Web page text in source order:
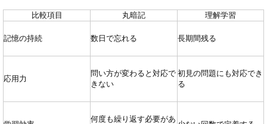
比較項目 丸暗記 理解学習
記憶の持続 数日で忘れる 長期間残る
応用力
問い方が変わると対応で
きない
初見の問題にも対応でき
る
何度も繰り返す必要があ